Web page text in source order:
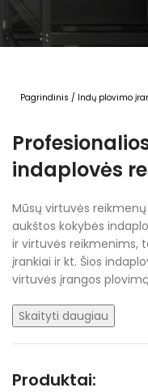
Pagrindinis / Indų plovimo
indaplovės
Mūsų virtuvės
aukštos kokybės
ir virtuvės reikmenims,
įrankiai ir kt. Šios
virtuvės įrangos
Skaityti daugiau
Produktai: